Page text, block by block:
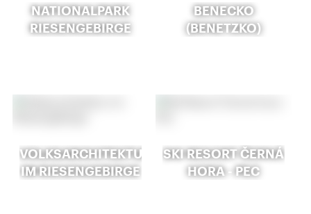
NATIONALPARK
RIESENGEBIRGE
BENECKO
(BENETZKO)
VOLKSARCHITEKTUR
IM RIESENGEBIRGE
SKI RESORT ČERNÁ
HORA - PEC